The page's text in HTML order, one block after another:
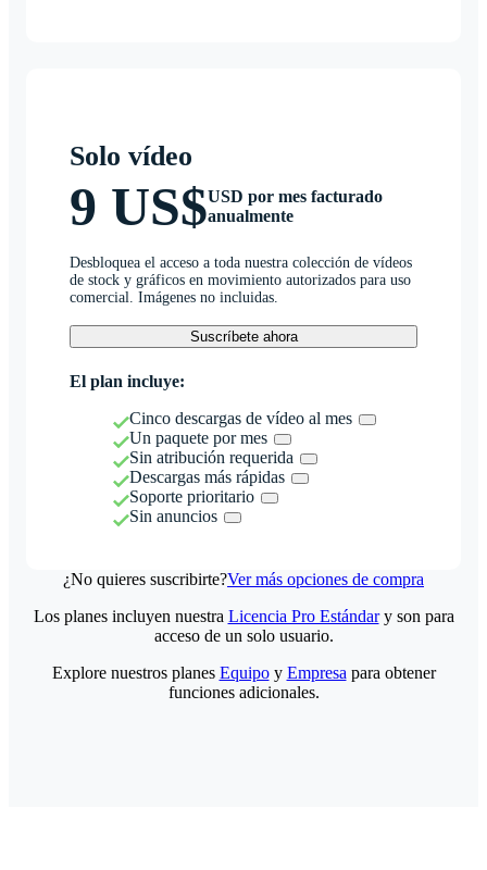
Solo vídeo
9 US$USD por mes facturado
anualmente
Desbloquea el acceso a toda nuestra colección de vídeos
de stock y gráficos en movimiento autorizados para uso
comercial. Imágenes no incluidas.
Suscríbete ahora
El plan incluye:
Cinco descargas de vídeo al mes
Un paquete por mes
Sin atribución requerida
Descargas más rápidas
Soporte prioritario
Sin anuncios
¿No quieres suscribirte?Ver más opciones de compra
Los planes incluyen nuestra Licencia Pro Estándary son para
acceso de un solo usuario.
Explore nuestros planes Equipoy Empresa para obtener
funciones adicionales.